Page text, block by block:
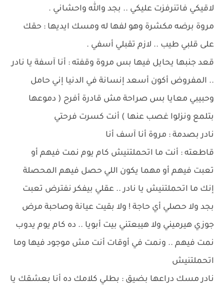
لاقيكي فاتنرفزت عليكي .. بجد والله واحشاني .
مروة برضه مكشرة وهو لفها له ومسك ايديها : حقك
على قلبي طيب .. لازم تقبلي أسفي .
قعد جنبها يحايل فيها بس مروة وقفته : أنا آسفة يا نادر
.. المفروض أكون أسعد إنسانة في الدنيا إني حامل
وحبيبي معايا بس صراحة مش قادرة أفرح ( دموعها
بتلمع ونزلوا غصب عنها ) أنت كسرت فرحتي
نادر بصدمة : مروة أنا آسف أنا
قاطعته : أنت ما اتحملتنيش كام يوم نمت فيهم أو
تعبت فيهم أو مهما يكون اللي حصل فيهم المحصلة
إنك ما اتحملتنيش يا نادر .. عقلي بيفكر نفترض تعبت
بجد ولا حصلي أي حاجة ! ولا بقيت عيانة وصاحبة مرض
جوزي هيرميني ولا هيبعتني بيت أبويا .. ده كام يوم يدوب
نمت فيهم .. ونمت في أوقات أنت مش موجود فيها وما
اتحملتنيش
نادر مسك دراعها بضيق : بطلي كلامك ده أنا بعشقك يا